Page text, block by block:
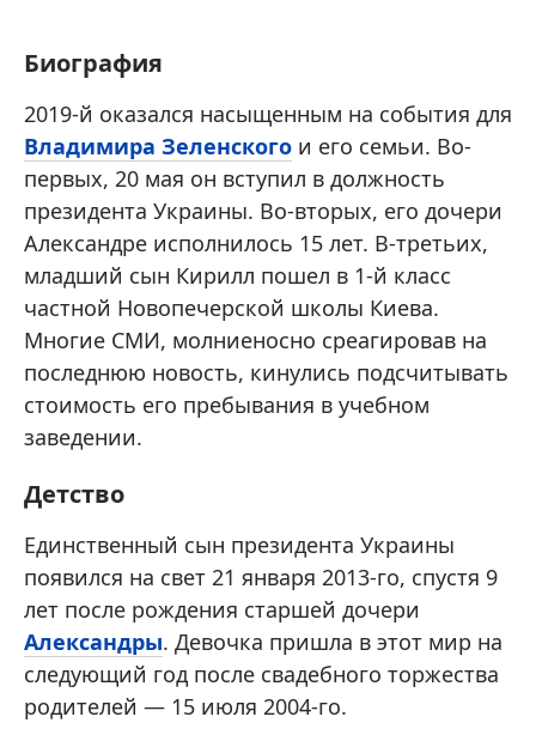
Биография
2019-й оказался насыщенным на события для
Владимира Зеленского и его семьи. Во-
первых, 20 мая он вступил в должность
президента Украины. Во-вторых, его дочери
Александре исполнилось 15 лет. В-третьих,
младший сын Кирилл пошел в 1-й класс
частной Новопечерской школы Киева.
Многие СМИ, молниеносно среагировав на
последнюю новость, кинулись подсчитывать
стоимость его пребывания в учебном
заведении.
Детство
Единственный сын президента Украины
появился на свет 21 января 2013-го, спустя 9
лет после рождения старшей дочери
Александры. Девочка пришла в этот мир на
следующий год после свадебного торжества
родителей — 15 июля 2004-го.